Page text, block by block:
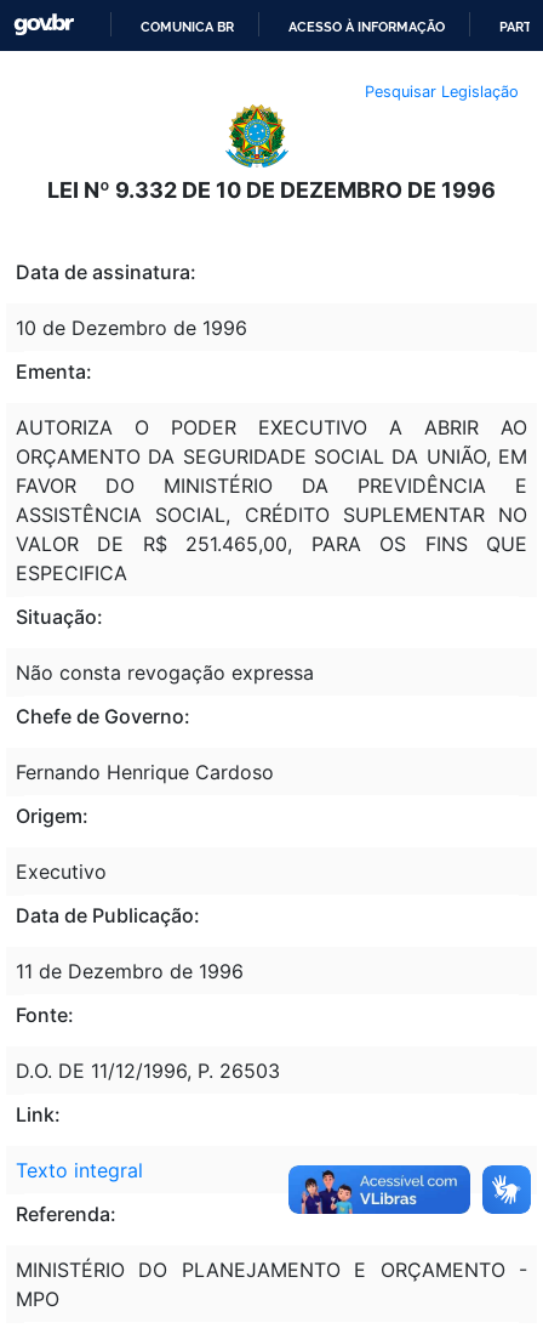
O
CONTEÚDO
COMUNICA BR ACESSO À INFORMAÇÃO
Pesquisar Legislação
LEI Nº 9.332 DE 10 DE DEZEMBRO DE 1996
Data de assinatura:
10 de Dezembro de 1996
Ementa:
AUTORIZA O PODER EXECUTIVO A ABRIR AO
ORÇAMENTO DA SEGURIDADE SOCIAL DA UNIÃO, EM
FAVOR DO MINISTÉRIO DA PREVIDÊNCIA E
ASSISTÊNCIA SOCIAL, CRÉDITO SUPLEMENTAR NO
VALOR DE R$ 251.465,00, PARA OS FINS QUE
ESPECIFICA
Situação:
Não consta revogação expressa
Chefe de Governo:
Fernando Henrique Cardoso
Origem:
Executivo
Data de Publicação:
11 de Dezembro de 1996
Fonte:
D.O. DE 11/12/1996, P. 26503
Link:
Texto integral
Referenda:
MINISTÉRIO DO PLANEJAMENTO E ORÇAMENTO -
MPO